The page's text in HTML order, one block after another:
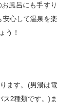
風呂にも手すり
心して温泉を楽
う！
ます。(男湯は電
2種類です。)ま